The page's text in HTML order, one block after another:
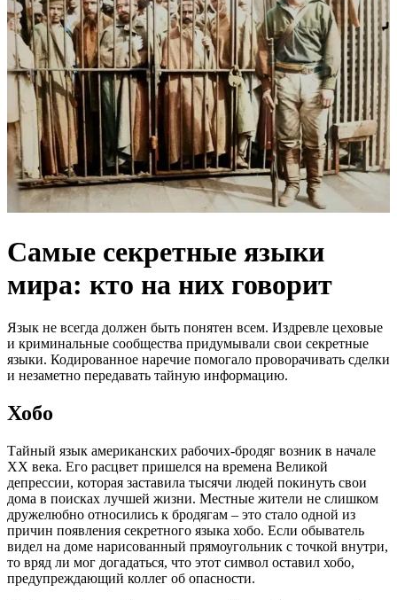
Самые секретные языки
мира: кто на них говорит
Язык не всегда должен быть понятен всем. Издревле цеховые
и криминальные сообщества придумывали свои секретные
языки. Кодированное наречие помогало проворачивать сделки
и незаметно передавать тайную информацию.
Хобо
Тайный язык американских рабочих-бродяг возник в начале
XX века. Его расцвет пришелся на времена Великой
депрессии, которая заставила тысячи людей покинуть свои
дома в поисках лучшей жизни. Местные жители не слишком
дружелюбно относились к бродягам – это стало одной из
причин появления секретного языка хобо. Если обыватель
видел на доме нарисованный прямоугольник с точкой внутри,
то вряд ли мог догадаться, что этот символ оставил хобо,
предупреждающий коллег об опасности.